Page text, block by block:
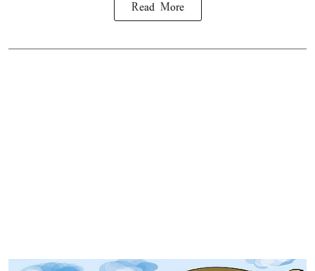
Read More